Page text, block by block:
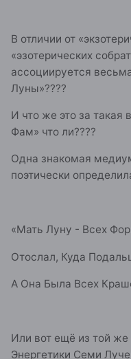
В отличии от
«эзотерических
ассоциируется
Луны»????
И что же это за такая
Фам» что ли????
Одна знакомая
поэтически
«Мать Луну - Всех
Отослал, Куда
А Она Была Всех
Или вот ещё из той
Энергетики Семи